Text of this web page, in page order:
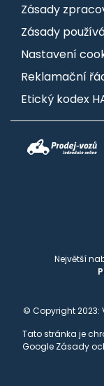
Zásady
Zásady
Nastavení
Reklamační
Etický kodex
Největší
© Copyright 2023:
Tato stránka je
Google Zásady